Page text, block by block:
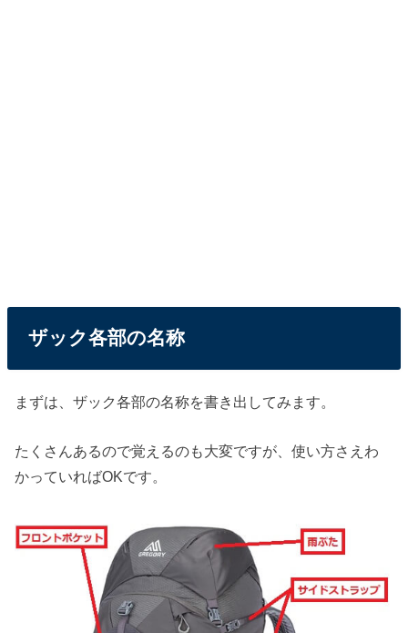
ザック各部の名称
まずは、ザック各部の名称を書き出してみます。
たくさんあるので覚えるのも大変ですが、使い方さえわ
かっていればOKです。